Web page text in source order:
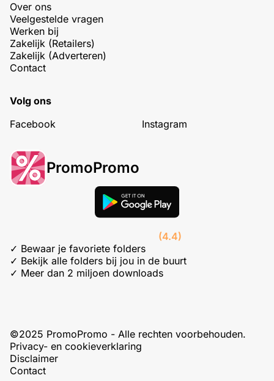
Over ons
Veelgestelde vragen
Werken bij
Zakelijk (Retailers)
Zakelijk (Adverteren)
Contact
Volg ons
Facebook
Instagram
PromoPromo
(4.4)
✓ Bewaar je favoriete folders
✓ Bekijk alle folders bij jou in de buurt
✓ Meer dan 2 miljoen downloads
©2025 PromoPromo - Alle rechten voorbehouden.
Privacy- en cookieverklaring
Disclaimer
Contact